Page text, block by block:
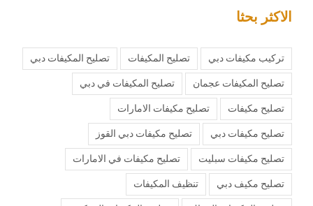
الاكثر بحثا
تركيب مكيفات دبي تصليح المكيفات تصليح المكيفات دبي
تصليح المكيفات عجمان تصليح المكيفات في دبي
تصليح مكيفات تصليح مكيفات الامارات
تصليح مكيفات دبي تصليح مكيفات دبي القوز
تصليح مكيفات سبليت تصليح مكيفات في الامارات
تصليح مكيف دبي تنظيف المكيفات